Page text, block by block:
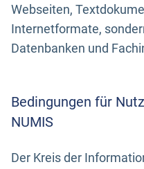
Webseiten,
Internetformate,
Datenbanken und
Bedingungen für
NUMIS
Der Kreis der